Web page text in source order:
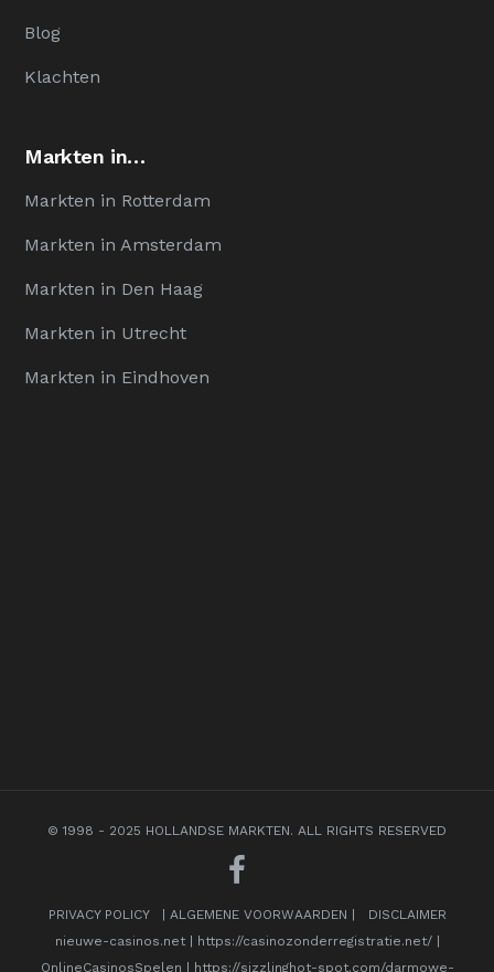
Blog
Klachten
Markten in…
Markten in Rotterdam
Markten in Amsterdam
Markten in Den Haag
Markten in Utrecht
Markten in Eindhoven
© 1998 - 2025 HOLLANDSE MARKTEN. ALL RIGHTS RESERVED
PRIVACY POLICY | ALGEMENE VOORWAARDEN |
DISCLAIMER
nieuwe-casinos.net| https://casinozonderregistratie.net/|
OnlineCasinosSpelen | https://sizzlinghot-spot.com/darmowe-